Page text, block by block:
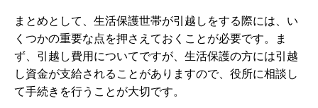
まとめとして、生活保護世帯が引越しをする際には、い
くつかの重要な点を押さえておくことが必要です。ま
ず、引越し費用についてですが、生活保護の方には引越
し資金が支給されることがありますので、役所に相談し
て手続きを行うことが大切です。